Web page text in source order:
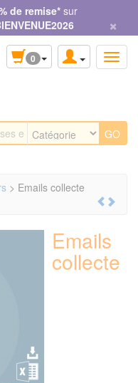
de remise* sur
×
0
> Emails collecte
Emails
collecte